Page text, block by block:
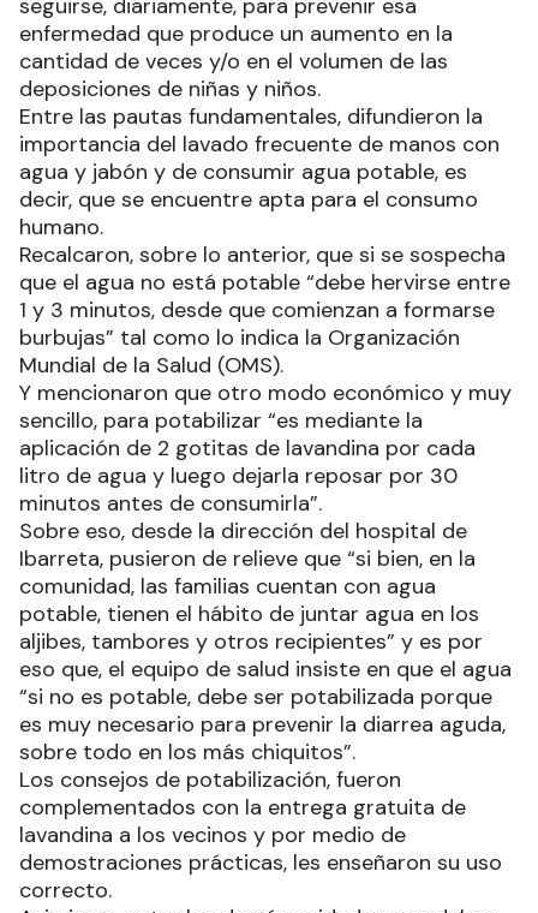
seguirse, diariamente, para prevenir esa
enfermedad que produce un aumento en la
cantidad de veces y/o en el volumen de las
deposiciones de niñas y niños.
Entre las pautas fundamentales, difundieron la
importancia del lavado frecuente de manos con
agua y jabón y de consumir agua potable, es
decir, que se encuentre apta para el consumo
humano.
Recalcaron, sobre lo anterior, que si se sospecha
que el agua no está potable “debe hervirse entre
1 y 3 minutos, desde que comienzan a formarse
burbujas” tal como lo indica la Organización
Mundial de la Salud (OMS).
Y mencionaron que otro modo económico y muy
sencillo, para potabilizar “es mediante la
aplicación de 2 gotitas de lavandina por cada
litro de agua y luego dejarla reposar por 30
minutos antes de consumirla”.
Sobre eso, desde la dirección del hospital de
Ibarreta, pusieron de relieve que “si bien, en la
comunidad, las familias cuentan con agua
potable, tienen el hábito de juntar agua en los
aljibes, tambores y otros recipientes” y es por
eso que, el equipo de salud insiste en que el agua
“si no es potable, debe ser potabilizada porque
es muy necesario para prevenir la diarrea aguda,
sobre todo en los más chiquitos”.
Los consejos de potabilización, fueron
complementados con la entrega gratuita de
lavandina a los vecinos y por medio de
demostraciones prácticas, les enseñaron su uso
correcto.